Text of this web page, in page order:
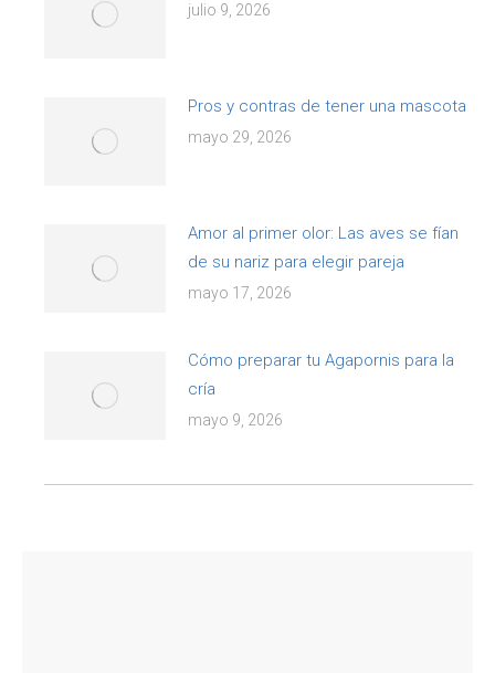
julio 9, 2026
Pros y contras de tener una mascota
mayo 29, 2026
Amor al primer olor: Las aves se fían
de su nariz para elegir pareja
mayo 17, 2026
Cómo preparar tu Agapornis para la
cría
mayo 9, 2026